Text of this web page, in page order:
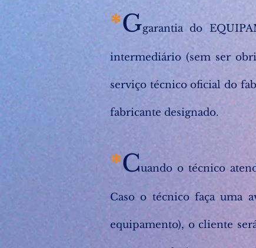
*Ggarantia do
intermediário (sem ser
serviço técnico oficial do
fabricante designado.
*Cuando o técnico
Caso o técnico faça uma
equipamento), o cliente